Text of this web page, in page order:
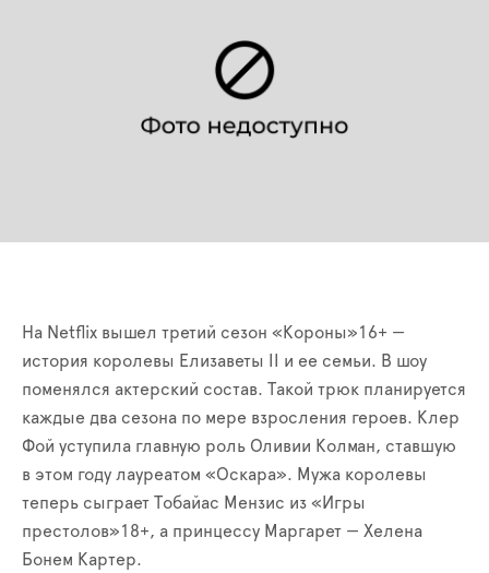
На Netflix вышел третий сезон «Короны»16+ —
история королевы Елизаветы II и ее семьи. В шоу
поменялся актерский состав. Такой трюк планируется
каждые два сезона по мере взросления героев. Клер
Фой уступила главную роль Оливии Колман, ставшую
в этом году лауреатом «Оскара». Мужа королевы
теперь сыграет Тобайас Мензис из «Игры
престолов»18+, а принцессу Маргарет — Хелена
Бонем Картер.